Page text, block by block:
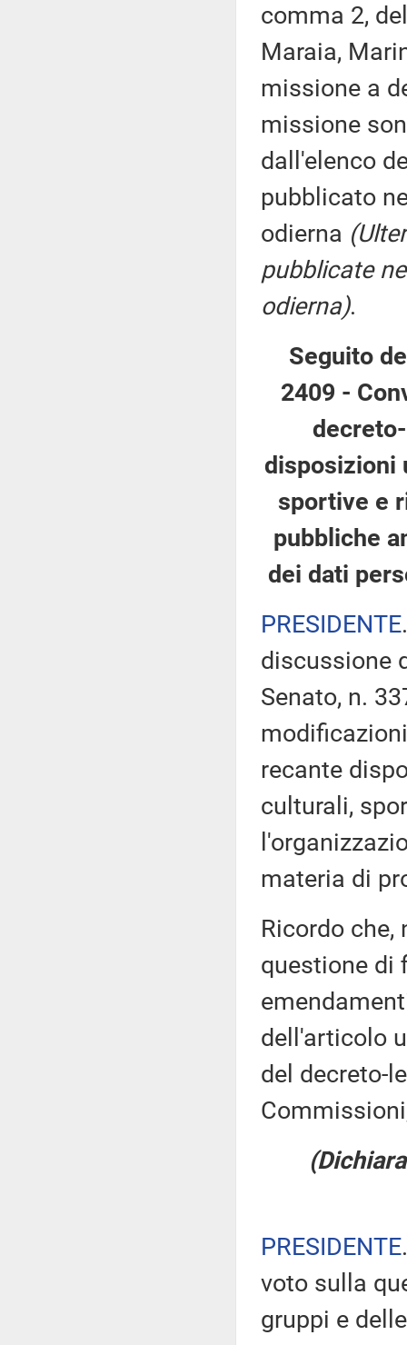
comma 2,
Maraia,
missione a
missione
dall'elenco
pubblicato
odierna
pubblicate
odierna).
Seguito
2409 -
disposizioni
sportive e
pubbliche
dei dati
PRESIDENTE
discussione
Senato, n.
recante
culturali,
materia di
Ricordo che,
questione di
dell'articolo
del decreto-
PRESIDENTE
voto sulla
gruppi e